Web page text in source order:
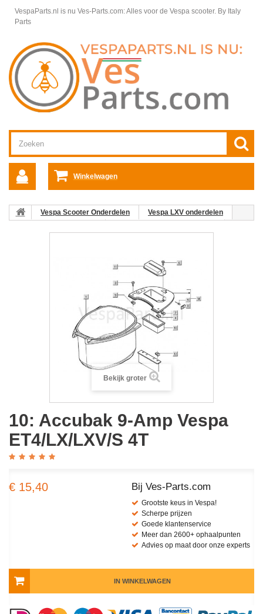
VespaParts.nl is nu Ves-Parts.com: Alles voor de Vespa scooter. By Italy
Parts
Winkelwagen
Vespa Scooter Onderdelen
Vespa LXV onderdelen
Bekijk groter
10: Accubak 9-Amp Vespa
ET4/LX/LXV/S 4T
€ 15,40 Bij Ves-Parts.com
Grootste keus in Vespa!
Scherpe prijzen
Goede klantenservice
Meer dan 2600+ ophaalpunten
Advies op maat door onze experts
IN WINKELWAGEN